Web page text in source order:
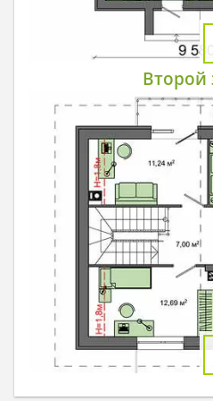
Второй